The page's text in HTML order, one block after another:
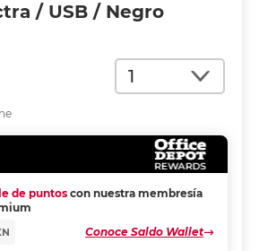
/ USB / Negro
Cantidad
de puntos con nuestra membresía
Conoce Saldo Wallet